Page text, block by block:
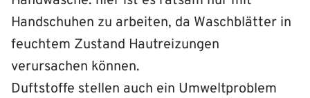
Handschuhen zu arbeiten, da Waschblätter in
feuchtem Zustand Hautreizungen
verursachen können.
Duftstoffe stellen auch ein Umweltproblem